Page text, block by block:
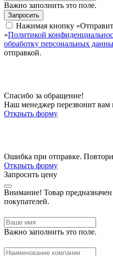
Важно заполнить это поле.
Запросить
Нажимая кнопку
«Политикой
обработку персональных
отправкой.
Спасибо за обращение!
Наш менеджер перезвонит вам
Открыть форму
Ошибка при отправке.
Открыть форму
Запросить цену
Внимание! Товар
покупателей.
Важно заполнить это поле.